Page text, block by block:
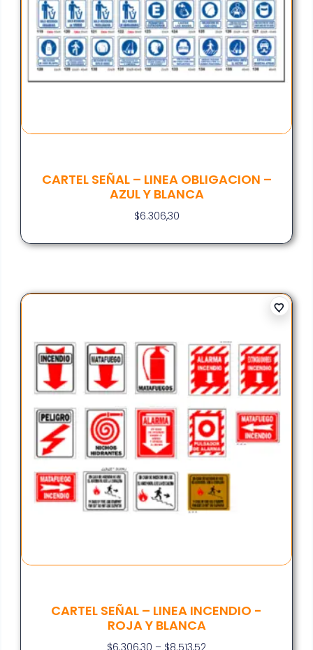
CARTEL SEÑAL – LINEA OBLIGACION –
AZUL Y BLANCA
$6.306,30
CARTEL SEÑAL – LINEA INCENDIO -
ROJA Y BLANCA
$6.306,30 – $8.513,52